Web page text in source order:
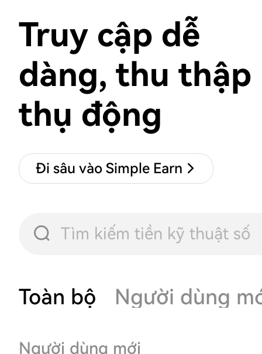
Truy cập dễ
dàng, thu thập
thụ động
Đi sâu vào Simple Earn
Toàn bộ Người dùng
Người dùng mới